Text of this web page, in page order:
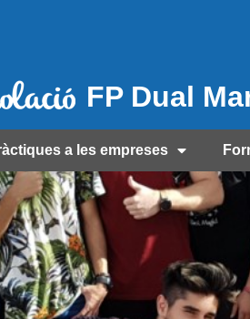
FP Dual
a les empreses